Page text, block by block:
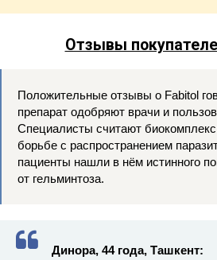
Отзывы
Положительные отзывы о Fabitol
препарат одобряют врачи и
Специалисты считают
борьбе с распространением
пациенты нашли в нём истинного
от гельминтоза.
Динора, 44 года, Ташкент: